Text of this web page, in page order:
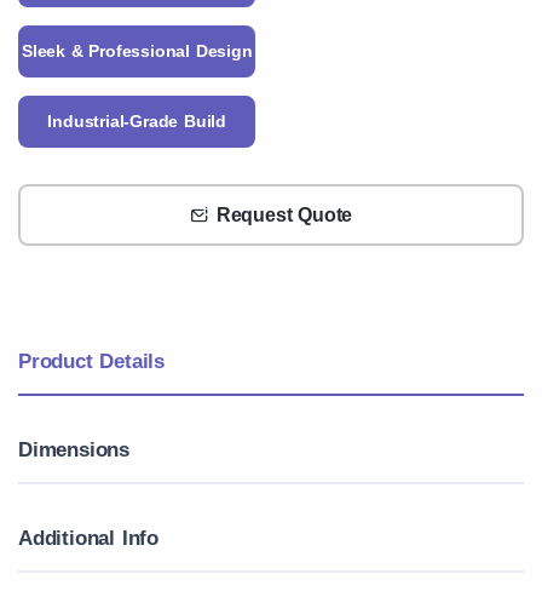
Sleek & Professional Design
Industrial-Grade Build
Request Quote
Product Details
Dimensions
Additional Info